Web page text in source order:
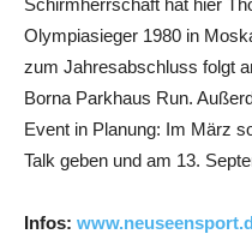
Olympiasieger 1980 in
zum Jahresabschluss folgt
Borna Parkhaus Run.
Event in Planung: Im März
Talk geben und am 13.
Infos: